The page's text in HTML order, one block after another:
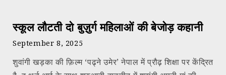
स्कूल लौटती दो बुज़ुर्ग महिलाओं की बेजोड़ कहानी
September 8, 2025
शुवांगी खड़का की फ़िल्म ‘पढ्ने उमेर’ नेपाल में प्रौढ़ शिक्षा पर केंद्रित